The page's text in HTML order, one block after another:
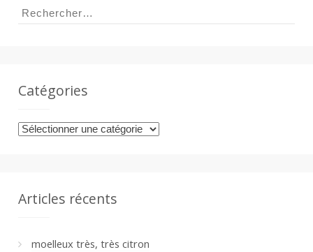
Rechercher :
Catégories
Catégories
Articles récents
moelleux très, très citron